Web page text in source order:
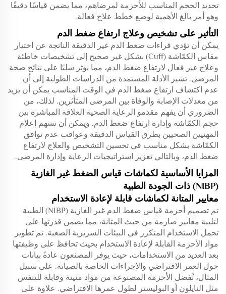
تحديد الحجم المناسب للأحزمة لمرضاهم، مما يضمن قياسًا دقيقًا
وهو أمر بالغ الأهمية لوضع خطط علاج فعالة.
التأثير على تشخيص وعلاج ارتفاع ضغط الدم
يمكن أن تؤدي قراءات ضغط الدم غير الدقيقة الناتجة عن اختيار
مقاس الكمّاشة (Cuff) بشكل غير صحيح إلى تشخيصات خاطئة
وعلاج غير فعال لارتفاع ضغط الدم، مما يؤثر سلبًا على نتائج صحة
المرضى. تشير الأدلة المستمدة من الدراسات الطولية إلى أن
عدم اكتشاف ارتفاع ضغط الدم في الوقت المناسب يمكن أن يزيد
من معدلات الإصابة والوفاة بين المرضى المتأثرين. لذلك، من
الضروري أن يفهم مقدمو الرعاية الصحية العلاقة المباشرة بين
حجم الكمّاشة وإدارة ارتفاع ضغط الدم. ويمكن أن تسهم إعلام
المهنيين الصحيين بطرق القياس الدقيقة وعواقب عدم توافق
الكمّاشة بشكل مناسب في تحسين التشخيص والعلاج لارتفاع
ضغط الدم، وبالتالي تعزيز استراتيجيات الرعاية وإدارة المرضى.
المزايا الأساسية لكماشات قياس الضغط غير الغازية
(NIBP) ذات الجودة الطبية
معايير المتانة لكماشات قابلة لإعادة الاستخدام
تم تصميم أحزمة قياس ضغط الدم غير الغازية (NIBP) الطبية
لتلبية معايير صارمة من حيث المتانة، مما يضمن قدرتها على
تحمل الاستخدام المتكرر في البيئات السريرية الصعبة. تم تطوير
مواد الأحزمة القابلة لإعادة الاستخدام بحيث تحافظ على وظيفتها
بعد العديد من الاستخدامات، حيث يوفر المصنعون عادةً بيانات
حول العمر الافتراضي والإجراءات الخاصة بالصيانة. على سبيل
المثال، تُفضل الأحزمة المصنوعة من مواد متينة وقابلة للتنفس
مثل النايلون أو البوليستر لطول عمرها الافتراضي. علاوة على